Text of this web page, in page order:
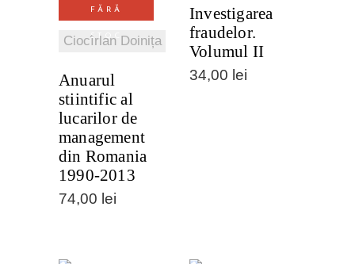
FĂRĂ
STOC
Ciocîrlan Doinița
Anuarul
stiintific al
lucarilor de
management
din Romania
1990-2013
74,00 lei
Investigarea
fraudelor.
Volumul II
34,00 lei